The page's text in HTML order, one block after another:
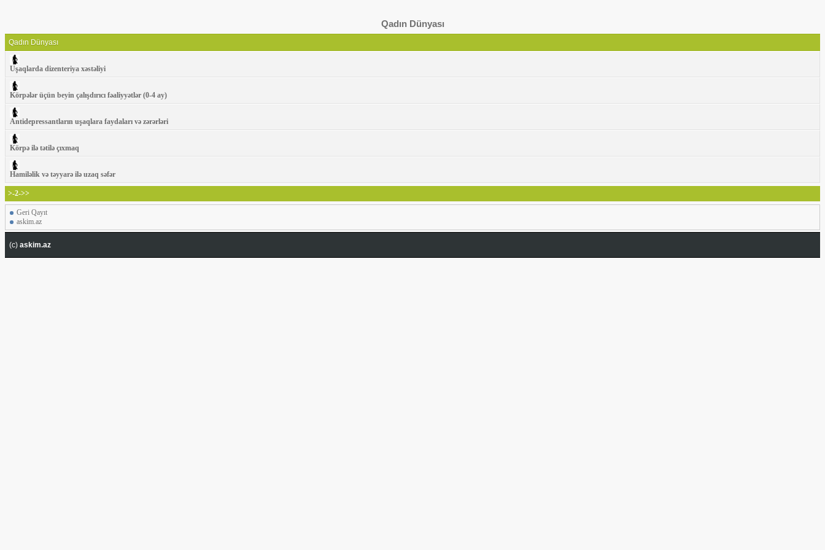
Qadın Dünyası
Qadın Dünyası
Uşaqlarda dizenteriya xəstəliyi
Körpələr üçün beyin çalışdırıcı fəaliyyətlər (0-4 ay)
Antidepressantların uşaqlara faydaları və zərərləri
Körpə ilə tətilə çıxmaq
Hamiləlik və təyyarə ilə uzaq səfər
>-2->>
Geri Qayıt
askim.az
(c) askim.az